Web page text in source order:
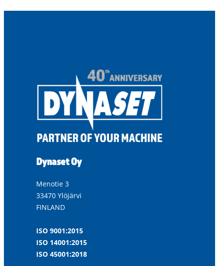
Dynaset Oy
Menotie 3
33470 Ylöjärvi
FINLAND
ISO 9001:2015
ISO 14001:2015
ISO 45001:2018